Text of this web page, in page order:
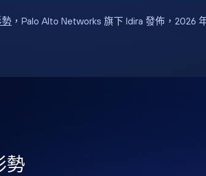
勢，Palo Alto Networks 旗下 Idira 發佈，2026
勢